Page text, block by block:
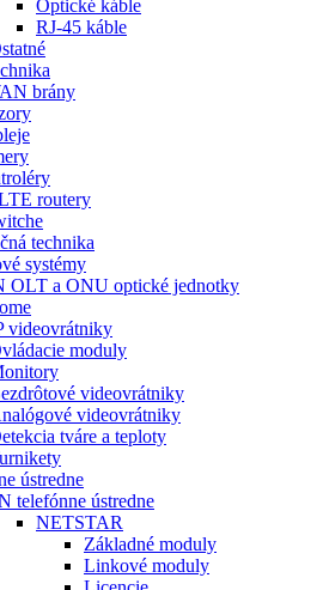
Optické káble
RJ-45 káble
brány
routery
technika
systémy
OLT a ONU optické jednotky
videovrátniky
moduly
videovrátniky
videovrátniky
tváre a teploty
ústredne
telefónne ústredne
NETSTAR
Základné moduly
Linkové moduly